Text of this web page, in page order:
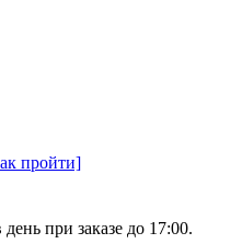
пройти]
при заказе до 17:00.